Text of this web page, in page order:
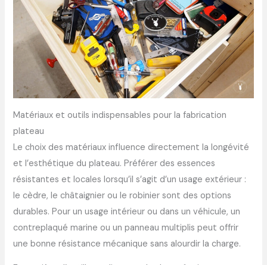
Matériaux et outils indispensables pour la fabrication
plateau
Le choix des matériaux influence directement la longévité
et l’esthétique du plateau. Préférer des essences
résistantes et locales lorsqu’il s’agit d’un usage extérieur :
le cèdre, le châtaignier ou le robinier sont des options
durables. Pour un usage intérieur ou dans un véhicule, un
contreplaqué marine ou un panneau multiplis peut offrir
une bonne résistance mécanique sans alourdir la charge.